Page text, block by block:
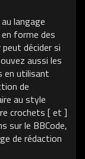
langage
forme des
décider si
aussi les
en utilisant
de
au style
crochets [ et ]
sur le BBCode,
de rédaction